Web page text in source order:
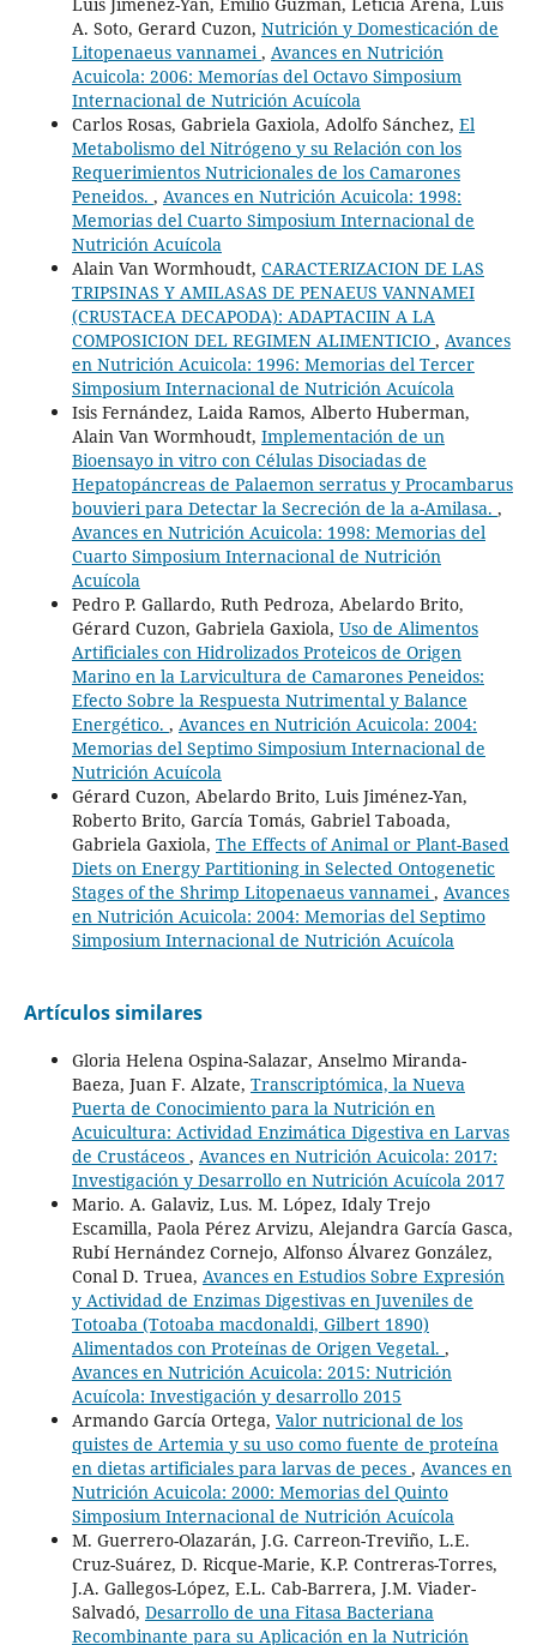
Luis Jimenez-Yan, Emilio Guzmán, Leticia Arena, Luis
A. Soto, Gerard Cuzon, Nutrición y Domesticación de
Litopenaeus vannamei, Avances en Nutrición
Acuicola: 2006: Memorías del Octavo Simposium
Internacional de Nutrición Acuícola
Carlos Rosas, Gabriela Gaxiola, Adolfo Sánchez, El
Metabolismo del Nitrógeno y su Relación con los
Requerimientos Nutricionales de los Camarones
Peneidos. , Avances en Nutrición Acuicola: 1998:
Memorias del Cuarto Simposium Internacional de
Nutrición Acuícola
Alain Van Wormhoudt, CARACTERIZACION DE LAS
TRIPSINAS Y AMILASAS DE PENAEUS VANNAMEI
(CRUSTACEA DECAPODA): ADAPTACIIN A LA
COMPOSICION DEL REGIMEN ALIMENTICIO , Avances
en Nutrición Acuicola: 1996: Memorias del Tercer
Simposium Internacional de Nutrición Acuícola
Isis Fernández, Laida Ramos, Alberto Huberman,
Alain Van Wormhoudt, Implementación de un
Bioensayo in vitro con Células Disociadas de
Hepatopáncreas de Palaemon serratus y Procambarus
bouvieri para Detectar la Secreción de la a-Amilasa. ,
Avances en Nutrición Acuicola: 1998: Memorias del
Cuarto Simposium Internacional de Nutrición
Acuícola
Pedro P. Gallardo, Ruth Pedroza, Abelardo Brito,
Gérard Cuzon, Gabriela Gaxiola, Uso de Alimentos
Artificiales con Hidrolizados Proteicos de Origen
Marino en la Larvicultura de Camarones Peneidos:
Efecto Sobre la Respuesta Nutrimental y Balance
Energético. , Avances en Nutrición Acuicola: 2004:
Memorias del Septimo Simposium Internacional de
Nutrición Acuícola
Gérard Cuzon, Abelardo Brito, Luis Jiménez-Yan,
Roberto Brito, García Tomás, Gabriel Taboada,
Gabriela Gaxiola, The Effects of Animal or Plant-Based
Diets on Energy Partitioning in Selected Ontogenetic
Stages of the Shrimp Litopenaeus vannamei, Avances
en Nutrición Acuicola: 2004: Memorias del Septimo
Simposium Internacional de Nutrición Acuícola
Artículos similares
Gloria Helena Ospina-Salazar, Anselmo Miranda-
Baeza, Juan F. Alzate, Transcriptómica, la Nueva
Puerta de Conocimiento para la Nutrición en
Acuicultura: Actividad Enzimática Digestiva en Larvas
de Crustáceos , Avances en Nutrición Acuicola: 2017:
Investigación y Desarrollo en Nutrición Acuícola 2017
Mario. A. Galaviz, Lus. M. López, Idaly Trejo
Escamilla, Paola Pérez Arvizu, Alejandra García Gasca,
Rubí Hernández Cornejo, Alfonso Álvarez González,
Conal D. Truea, Avances en Estudios Sobre Expresión
y Actividad de Enzimas Digestivas en Juveniles de
Totoaba (Totoaba macdonaldi, Gilbert 1890)
Alimentados con Proteínas de Origen Vegetal. ,
Avances en Nutrición Acuicola: 2015: Nutrición
Acuícola: Investigación y desarrollo 2015
Armando García Ortega, Valor nutricional de los
quistes de Artemia y su uso como fuente de proteína
en dietas artificiales para larvas de peces , Avances en
Nutrición Acuicola: 2000: Memorias del Quinto
Simposium Internacional de Nutrición Acuícola
M. Guerrero-Olazarán, J.G. Carreon-Treviño, L.E.
Cruz-Suárez, D. Ricque-Marie, K.P. Contreras-Torres,
J.A. Gallegos-López, E.L. Cab-Barrera, J.M. Viader-
Salvadó, Desarrollo de una Fitasa Bacteriana
Recombinante para su Aplicación en la Nutrición